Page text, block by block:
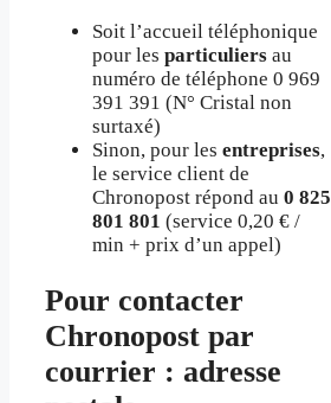
Soit l’accueil téléphonique
pour les particuliers au
numéro de téléphone 0 969
391 391 (N° Cristal non
surtaxé)
Sinon, pour les entreprises,
le service client de
Chronopost répond au 0 825
801 801 (service 0,20 € /
min + prix d’un appel)
Pour contacter
Chronopost par
courrier : adresse